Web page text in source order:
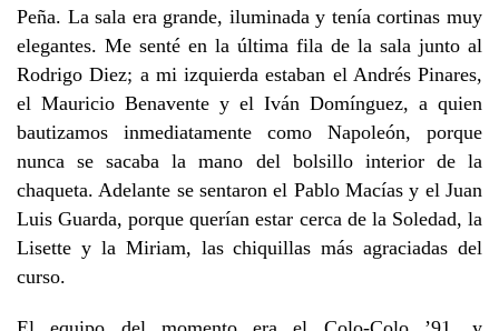
Peña. La sala era grande, iluminada y tenía cortinas muy
elegantes. Me senté en la última fila de la sala junto al
Rodrigo Diez; a mi izquierda estaban el Andrés Pinares,
el Mauricio Benavente y el Iván Domínguez, a quien
bautizamos inmediatamente como Napoleón, porque
nunca se sacaba la mano del bolsillo interior de la
chaqueta. Adelante se sentaron el Pablo Macías y el Juan
Luis Guarda, porque querían estar cerca de la Soledad, la
Lisette y la Miriam, las chiquillas más agraciadas del
curso.​